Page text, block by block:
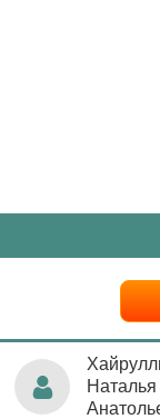
Наталья